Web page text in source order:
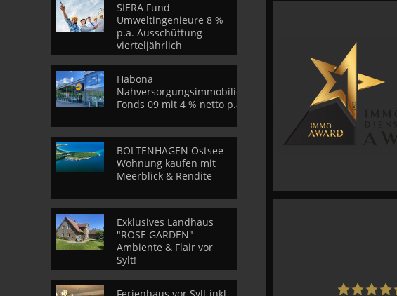
SIERA Fund
Umweltingenieure 8 %
p.a. Ausschüttung
vierteljährlich
Habona
Nahversorgungsimmobilien
Fonds 09 mit 4 % netto p.a.
BOLTENHAGEN Ostsee
Wohnung kaufen mit
Meerblick & Rendite
Exklusives Landhaus
"ROSE GARDEN"
Ambiente & Flair vor
Sylt!